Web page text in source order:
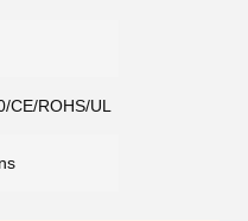
CE/ROHS/UL